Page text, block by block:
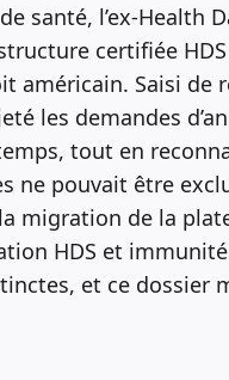
santé, l’ex-Health
certifiée
Saisi de
les demandes
tout en
ne pouvait être
migration de la
HDS et
et ce dossier